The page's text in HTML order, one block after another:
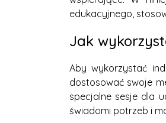
edukacyjnego,
Jak
Aby wykorzystać
dostosować swoje
specjalne sesje dla
świadomi potrzeb i